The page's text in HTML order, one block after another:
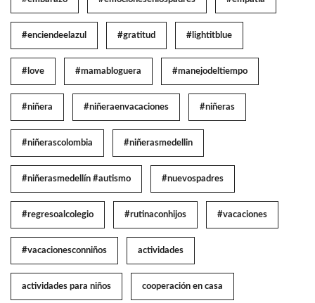
#enciendeelazul #gratitud #lightitblue
#love #mamabloguera #manejodeltiempo
#niñera #niñeraenvacaciones #niñeras
#niñerascolombia #niñerasmedellin
#niñerasmedellín #autismo #nuevospadres
#regresoalcolegio #rutinaconhijos #vacaciones
#vacacionesconniños actividades
actividades para niños cooperación en casa